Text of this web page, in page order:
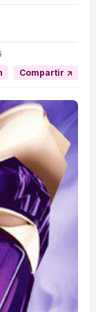
Compartir ↗